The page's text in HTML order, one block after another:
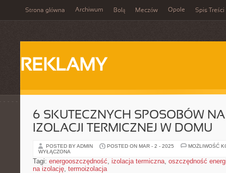
Strona główna Archiwum Bolą Meczów Opole Spis Treści
REKLAMY
6 SKUTECZNYCH SPOSOBÓW
IZOLACJI TERMICZNEJ W DOMU
POSTED BY ADMIN POSTED ON MAR - 2 - 2025
MOŻLIWOŚĆ
WYŁĄCZONA
Tagi: energooszczędność, izolacja termiczna, oszczędność
na izolację, termoizolacja